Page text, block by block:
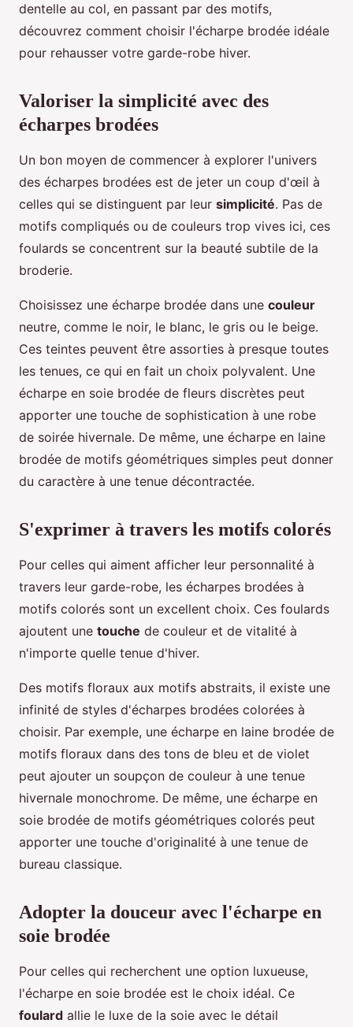
dentelle au col, en passant par des motifs,
découvrez comment choisir l'écharpe brodée idéale
pour rehausser votre garde-robe hiver.
Valoriser la simplicité avec des
écharpes brodées
Un bon moyen de commencer à explorer l'univers
des écharpes brodées est de jeter un coup d'œil à
celles qui se distinguent par leur simplicité. Pas de
motifs compliqués ou de couleurs trop vives ici, ces
foulards se concentrent sur la beauté subtile de la
broderie.
Choisissez une écharpe brodée dans une couleur
neutre, comme le noir, le blanc, le gris ou le beige.
Ces teintes peuvent être assorties à presque toutes
les tenues, ce qui en fait un choix polyvalent. Une
écharpe en soie brodée de fleurs discrètes peut
apporter une touche de sophistication à une robe
de soirée hivernale. De même, une écharpe en laine
brodée de motifs géométriques simples peut donner
du caractère à une tenue décontractée.
S'exprimer à travers les motifs colorés
Pour celles qui aiment afficher leur personnalité à
travers leur garde-robe, les écharpes brodées à
motifs colorés sont un excellent choix. Ces foulards
ajoutent une touche de couleur et de vitalité à
n'importe quelle tenue d'hiver.
Des motifs floraux aux motifs abstraits, il existe une
infinité de styles d'écharpes brodées colorées à
choisir. Par exemple, une écharpe en laine brodée de
motifs floraux dans des tons de bleu et de violet
peut ajouter un soupçon de couleur à une tenue
hivernale monochrome. De même, une écharpe en
soie brodée de motifs géométriques colorés peut
apporter une touche d'originalité à une tenue de
bureau classique.
Adopter la douceur avec l'écharpe en
soie brodée
Pour celles qui recherchent une option luxueuse,
l'écharpe en soie brodée est le choix idéal. Ce
foulard allie le luxe de la soie avec le détail